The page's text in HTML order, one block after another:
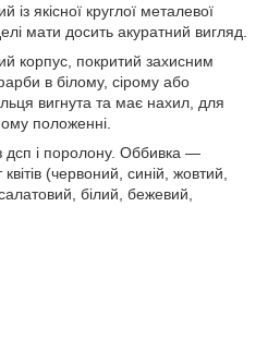
із якісної круглої металевої
мати досить акуратний вигляд.
корпус, покритий захисним
в білому, сірому або
вигнута та має нахил, для
положенні.
дсп і поролону. Оббивка —
(червоний, синій, жовтий,
білий, бежевий,